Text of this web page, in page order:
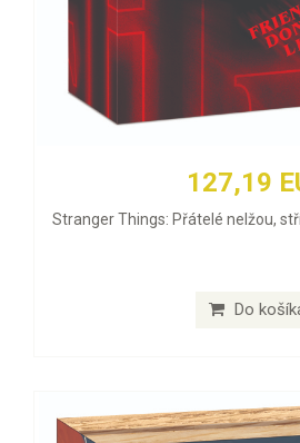
127,19
Stranger Things: Přátelé nelžou,
Do